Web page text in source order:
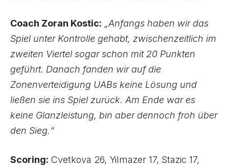
Coach Zoran Kostic: „Anfangs haben wir das
Spiel unter Kontrolle gehabt, zwischenzeitlich im
zweiten Viertel sogar schon mit 20 Punkten
geführt. Danach fanden wir auf die
Zonenverteidigung UABs keine Lösung und
ließen sie ins Spiel zurück. Am Ende war es
keine Glanzleistung, bin aber dennoch froh über
den Sieg.“
Scoring: Cvetkova 26, Yilmazer 17, Stazic 17,